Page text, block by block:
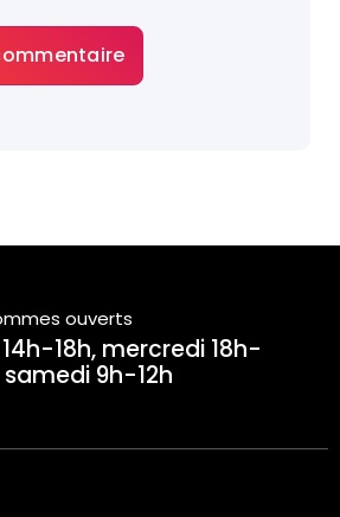
ouverts
18h, mercredi 18h-
samedi 9h-12h